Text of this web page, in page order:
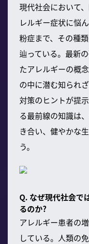
現代社会において
レルギー症状に悩
粉症まで、その種
辿っている。最新
たアレルギーの概
の中に潜む知られ
対策のヒントが提
る最前線の知識は
き合い、健やかな
う。
Q. なぜ現代社会で
るのか?
アレルギー患者の
している。人類の